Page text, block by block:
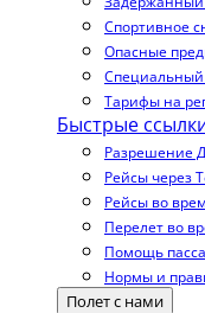
Спортивное
Опасные
Специальный
Тарифы на
Быстрые
Разрешение
Рейсы через
Рейсы во
Перелет во
Помощь
Нормы и
Полет с нами